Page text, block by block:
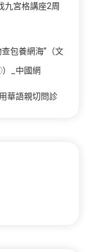
九宮格講座2周
包養網海”（文
）_中國網
華語親切問診